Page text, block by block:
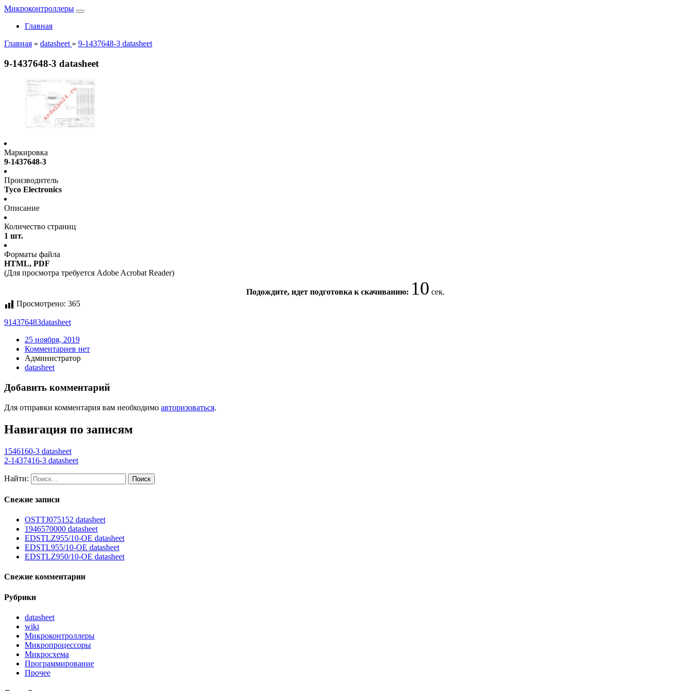
Микроконтроллеры
Главная
Главная » datasheet » 9-1437648-3 datasheet
9-1437648-3 datasheet
Маркировка
9-1437648-3
Производитель
Tyco Electronics
Описание
Количество страниц
1 шт.
Форматы файла
HTML, PDF
(Для просмотра требуется Adobe Acrobat Reader)
Подождите, идет подготовка к скачиванию: 10 сек.
Просмотрено: 365
914376483datasheet
25 ноября, 2019
Комментариев нет
Администратор
datasheet
Добавить комментарий
Для отправки комментария вам необходимо авторизоваться.
Навигация по записям
1546160-3 datasheet
2-1437416-3 datasheet
Найти:
Свежие записи
OSTTJ075152 datasheet
1946570000 datasheet
EDSTLZ955/10-OE datasheet
EDSTL955/10-OE datasheet
EDSTLZ950/10-OE datasheet
Свежие комментарии
Рубрики
datasheet
wiki
Микроконтроллеры
Микропроцессоры
Микросхема
Программирование
Прочее